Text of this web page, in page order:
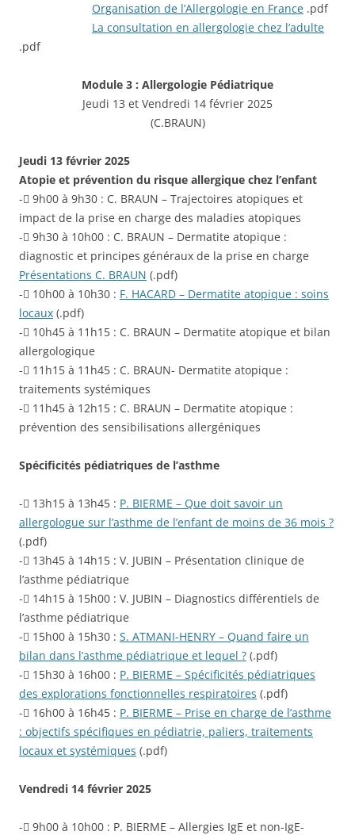
Organisation de l’Allergologie en France .pdf
La consultation en allergologie chez l’adulte
.pdf
Module 3 : Allergologie Pédiatrique
Jeudi 13 et Vendredi 14 février 2025
(C.BRAUN)
Jeudi 13 février 2025
Atopie et prévention du risque allergique chez l’enfant
- 9h00 à 9h30 : C. BRAUN – Trajectoires atopiques et
impact de la prise en charge des maladies atopiques
- 9h30 à 10h00 : C. BRAUN – Dermatite atopique :
diagnostic et principes généraux de la prise en charge
Présentations C. BRAUN (.pdf)
- 10h00 à 10h30 : F. HACARD – Dermatite atopique : soins
locaux (.pdf)
- 10h45 à 11h15 : C. BRAUN – Dermatite atopique et bilan
allergologique
- 11h15 à 11h45 : C. BRAUN- Dermatite atopique :
traitements systémiques
- 11h45 à 12h15 : C. BRAUN – Dermatite atopique :
prévention des sensibilisations allergéniques
Spécificités pédiatriques de l’asthme
- 13h15 à 13h45 : P. BIERME – Que doit savoir un
allergologue sur l’asthme de l’enfant de moins de 36 mois ?
(.pdf)
- 13h45 à 14h15 : V. JUBIN – Présentation clinique de
l’asthme pédiatrique
- 14h15 à 15h00 : V. JUBIN – Diagnostics différentiels de
l’asthme pédiatrique
- 15h00 à 15h30 : S. ATMANI-HENRY – Quand faire un
bilan dans l’asthme pédiatrique et lequel ? (.pdf)
- 15h30 à 16h00 : P. BIERME – Spécificités pédiatriques
des explorations fonctionnelles respiratoires (.pdf)
- 16h00 à 16h45 : P. BIERME – Prise en charge de l’asthme
: objectifs spécifiques en pédiatrie, paliers, traitements
locaux et systémiques (.pdf)
Vendredi 14 février 2025
- 9h00 à 10h00 : P. BIERME – Allergies IgE et non-IgE-